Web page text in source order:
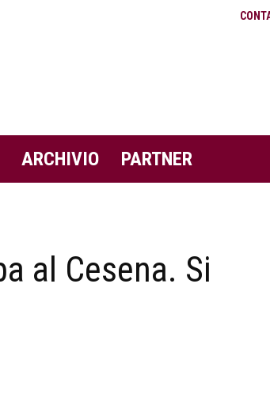
ARCHIVIO PARTNER
al Cesena. Si